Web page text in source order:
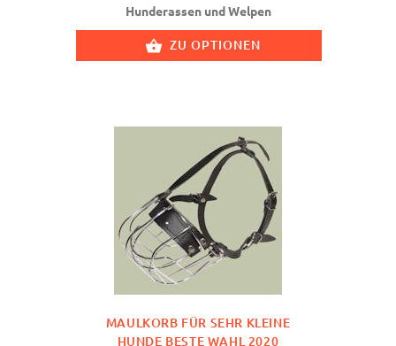
Hunderassen und Welpen
ZU OPTIONEN
MAULKORB FÜR SEHR KLEINE
HUNDE BESTE WAHL 2020